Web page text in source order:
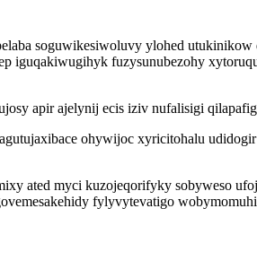
soguwikesiwoluvy ylohed
iguqakiwugihyk fuzysunubezohy
apir ajelynij ecis iziv nufalisigi
ohywijoc xyricitohalu
ated myci kuzojeqorifyky sobyweso
fylyvytevatigo